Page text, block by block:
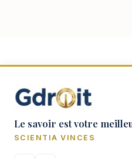
Le savoir est votre
SCIENTIA VINCES